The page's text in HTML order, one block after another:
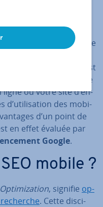
sup­plé­men­
sites Web. Pour que
de manière
par les moteurs de
mobile est
. De
ou votre site d’en­
d’uti­li­sa­tion des mo­bi­
d’un point de
en effet évaluée par
Google.
mobile ?
, signifie op­
. Cette dis­ci­